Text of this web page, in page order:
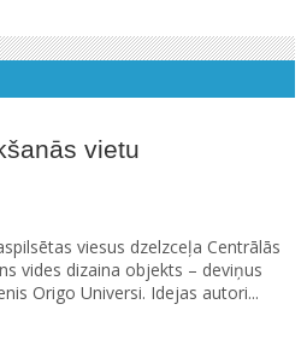
vietu
viesus dzelzceļa Centrālās
vides dizaina objekts – deviņus
Origo Universi. Idejas autori...